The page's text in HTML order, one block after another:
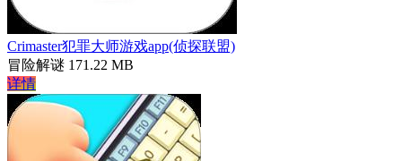
Crimaster犯罪大师游戏app(侦探联盟)
冒险解谜 171.22 MB
详情